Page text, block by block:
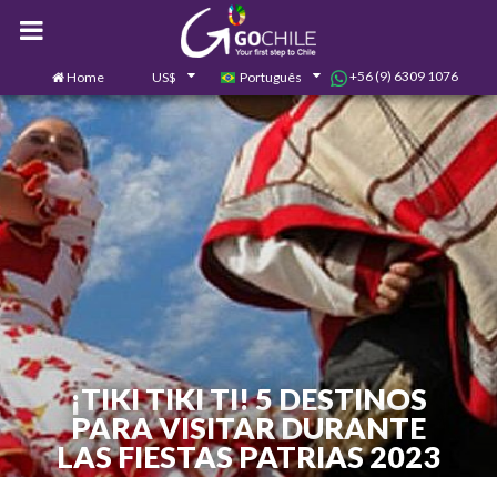
Home US$ Português +56 (9) 6309 1076
Contate-nos 0
¡TIKI TIKI TI! 5 DESTINOS
PARA VISITAR DURANTE
LAS FIESTAS PATRIAS 2023